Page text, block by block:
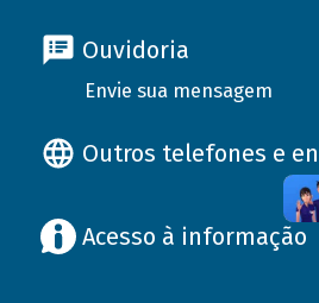
Ouvidoria
Envie sua mensagem
Outros telefones e
Acesso à informação